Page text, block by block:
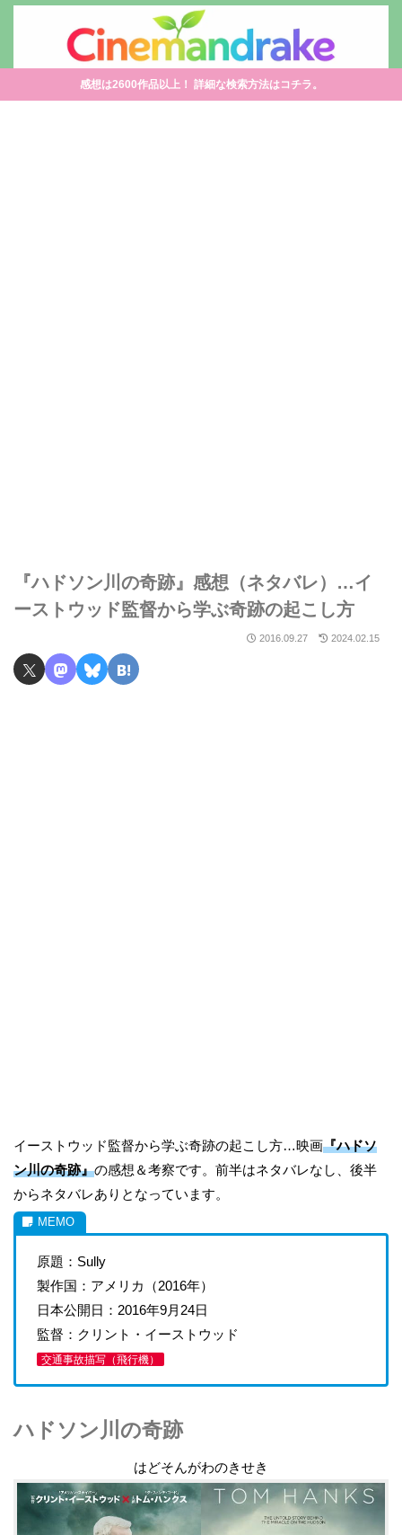
感想は2600作品以上！ 詳細な検索方法はコチラ。
『ハドソン川の奇跡』感想（ネタバレ）…イ
ーストウッド監督から学ぶ奇跡の起こし方
2016.09.27 2024.02.15
イーストウッド監督から学ぶ奇跡の起こし方…映画『ハドソ
ン川の奇跡』の感想＆考察です。前半はネタバレなし、後半
からネタバレありとなっています。
原題：Sully
製作国：アメリカ（2016年）
日本公開日：2016年9月24日
監督：クリント・イーストウッド
交通事故描写（飛行機）
ハドソン川の奇跡
はどそんがわのきせき